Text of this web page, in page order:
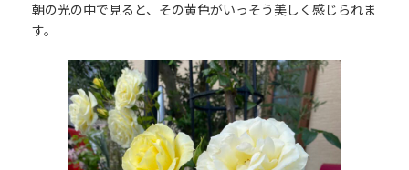
朝の光の中で見ると、その黄色がいっそう美しく感じられま
す。